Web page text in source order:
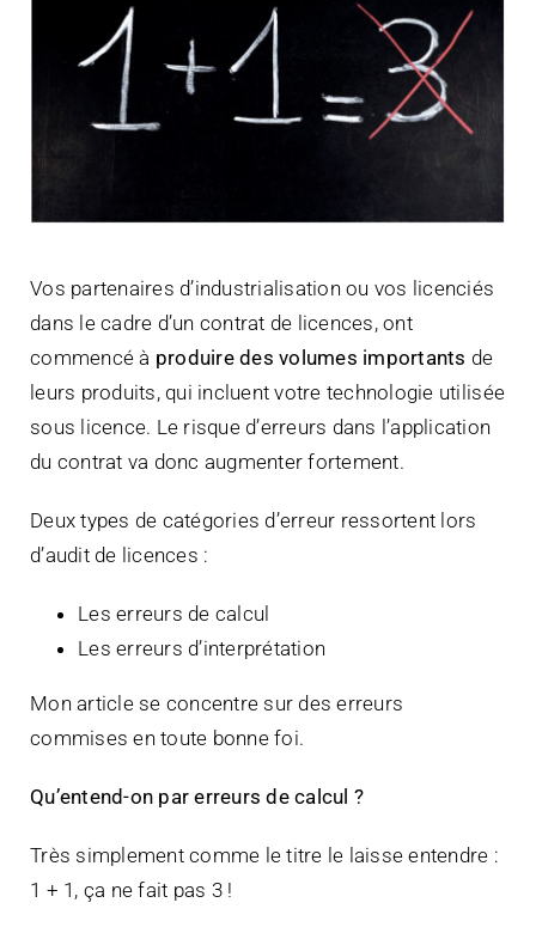
Vos partenaires d’industrialisation ou vos licenciés
dans le cadre d’un contrat de licences, ont
commencé à produire des volumes importants de
leurs produits, qui incluent votre technologie utilisée
sous licence. Le risque d’erreurs dans l’application
du contrat va donc augmenter fortement.
Deux types de catégories d’erreur ressortent lors
d’audit de licences :
Les erreurs de calcul
Les erreurs d’interprétation
Mon article se concentre sur des erreurs
commises en toute bonne foi.
Qu’entend-on par erreurs de calcul ?
Très simplement comme le titre le laisse entendre :
1 + 1, ça ne fait pas 3 !